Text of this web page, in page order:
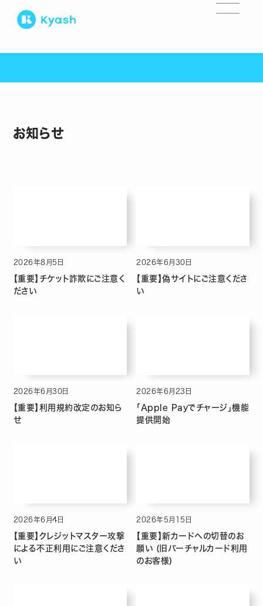
お知らせ
2026年8 月 5 日
【重要】チケット詐欺にご注意く
ださい
2026年6月 30 日
【重要】偽サイトにご注意くださ
い
2026年6 月30日
【重要】利用規約改定のお知ら
せ
2026年6月 23 日
「Apple Payでチャージ」機能
提供開始
2026年6 月4日
【重要】クレジットマスター攻撃
による不正利用にご注意くださ
い
2026年5 月 15 日
【重要】新カードへの切替のお
願い (旧バーチャルカード利用
のお客様)